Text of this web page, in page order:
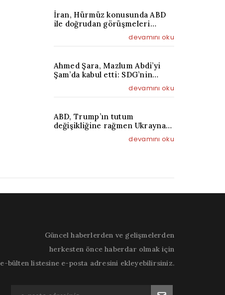
İran, Hürmüz konusunda ABD
ile doğrudan görüşmeleri
reddetti: Yalnızca Ummandevamını oku
Ahmed Şara, Mazlum Abdi’yi
Şam’da kabul etti: SDG’nin
entegrasyonu ele alındıdevamını oku
ABD, Trump’ın tutum
değişikliğine rağmen Ukrayna
görüşmelerini sürdürüyor
devamını oku
Güncel haberlerden ve gelişmelerden
herkesten önce haberdar olmak için
e-bülten listesine e-posta adresini ekleyebilirsiniz.